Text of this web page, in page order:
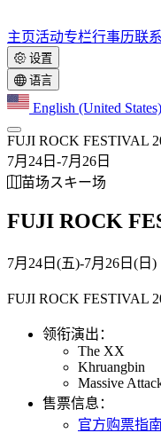
主页活动专栏行事历联
设置
语言
English (United States)
FUJI ROCK FESTIVAL
7月24日 -7月26日
苗场スキー场
FUJI ROCK
7月24日(五)-7月26日(日)
FUJI ROCK FESTIVAL
领衔演出：
The XX
Khruangbin
Massive
售票信息：
官方购票指南